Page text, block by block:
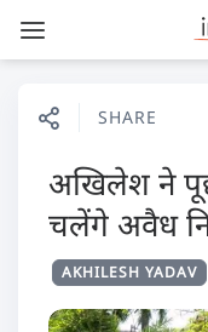
SHARE
अखिलेश ने
चलेंगे अवैध
AKHILESH YADAV